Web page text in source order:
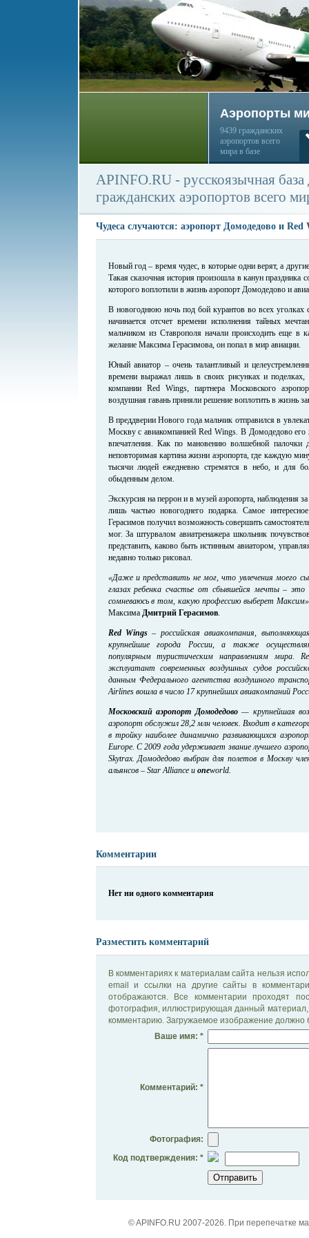
Аэропорты
9439 гражданских
аэропортов всего
мира в базе
APINFO.RU - русскоязычная
гражданских аэропортов всего
Чудеса случаются: аэропорт Домодедово и
Новый год – время чудес, в которые одни верят, а
Такая сказочная история произошла в канун праздника
которого воплотили в жизнь аэропорт Домодедово и
В новогоднюю ночь под бой курантов во всех уголках
начинается отсчет времени исполнения тайных
мальчиком из Ставрополя начали происходить еще в
желание Максима Герасимова, он попал в мир авиации.
Юный авиатор – очень талантливый и
времени выражал лишь в своих рисунках и
компании Red Wings, партнера Московского
воздушная гавань приняли решение воплотить в жизнь
В преддверии Нового года мальчик отправился в
Москву с авиакомпанией Red Wings. В Домодедово
впечатления. Как по мановению волшебной палочки
неповторимая картина жизни аэропорта, где каждую
тысячи людей ежедневно стремятся в небо, и для
обыденным делом.
Экскурсия на перрон и в музей аэропорта, наблюдения
лишь частью новогоднего подарка. Самое
Герасимов получил возможность совершить
мог. За штурвалом авиатренажера школьник
представить, каково быть истинным авиатором,
недавно только рисовал.
«Даже и представить не мог, что увлечения моего
глазах ребенка счастье от сбывшейся мечты –
сомневаюсь в том, какую профессию выберет Максим»
Максима Дмитрий Герасимов.
Red Wings– российская авиакомпания,
крупнейшие города России, а также
популярным туристическим направлениям мира.
эксплуатант современных воздушных судов
данным Федерального агентства воздушного
Airlines вошла в число 17 крупнейших авиакомпаний
Московский аэропорт Домодедово— крупнейшая
аэропорт обслужил 28,2 млн человек. Входит в
в тройку наиболее динамично развивающихся
Europe. С 2009 года удерживает звание лучшего
Skytrax. Домодедово выбран для полетов в Москву
альянсов – Star Alliance иoneworld.
Комментарии
Нет ни одного комментария
Разместить комментарий
В комментариях к материалам сайта нельзя
email и ссылки на другие сайты в
отображаются. Все комментарии проходят
фотография, иллюстрирующая данный материал,
комментарию. Загружаемое изображение должно
Ваше имя: *
Комментарий: *
Фотография:
Код подтверждения: *
© APINFO.RU 2007-2026. При перепечатке